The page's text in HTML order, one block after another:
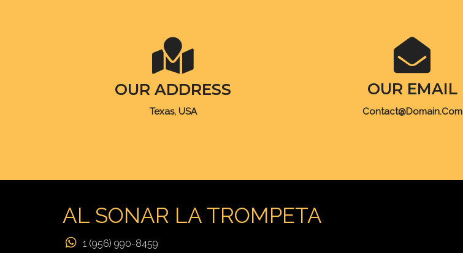
OUR ADDRESS
Texas, USA
OUR EMAIL
Contact@domain.com
AL SONAR LA TROMPETA
1 (956) 990-8459